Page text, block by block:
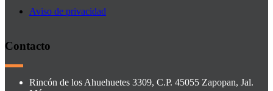
Aviso de privacidad
Contacto
Rincón de los Ahuehuetes 3309, C.P. 45055 Zapopan, Jal.